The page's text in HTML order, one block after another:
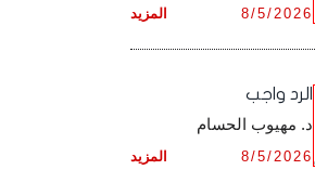
المزيد 8/5/2026
الرد واجب
د. مهيوب الحسام
المزيد 8/5/2026